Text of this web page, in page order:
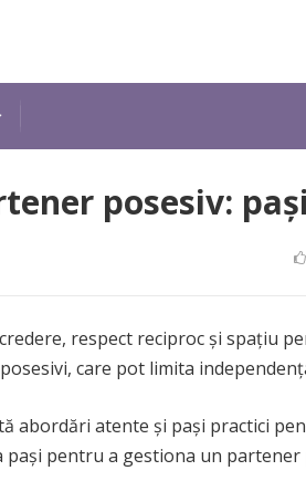
posesiv:
respect reciproc și spațiu
care pot limita
abordări atente și pași practici
pentru a gestiona un partener